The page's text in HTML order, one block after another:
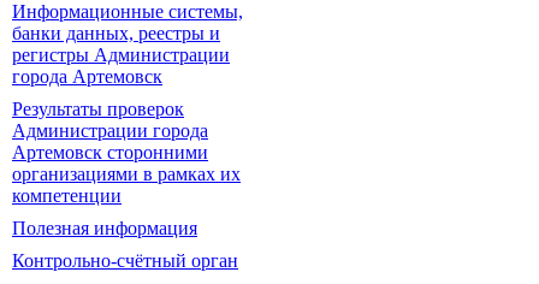
Информационные системы,
банки данных, реестры и
регистры Администрации
города Артемовск
Результаты проверок
Администрации города
Артемовск сторонними
организациями в рамках их
компетенции
Полезная информация
Контрольно-счётный орган